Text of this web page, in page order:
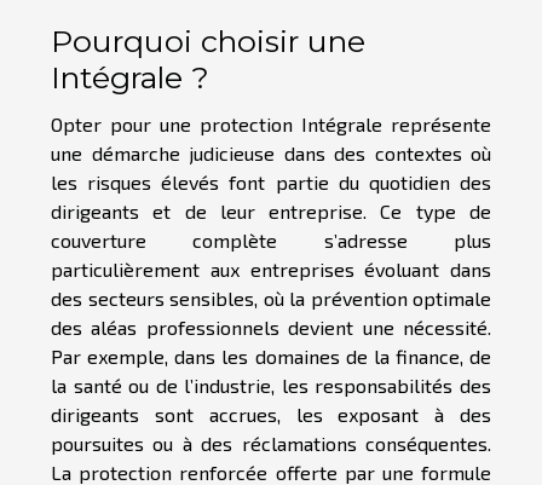
Pourquoi choisir une
Intégrale ?
Opter pour une protection Intégrale représente
une démarche judicieuse dans des contextes où
les risques élevés font partie du quotidien des
dirigeants et de leur entreprise. Ce type de
couverture complète s’adresse plus
particulièrement aux entreprises évoluant dans
des secteurs sensibles, où la prévention optimale
des aléas professionnels devient une nécessité.
Par exemple, dans les domaines de la finance, de
la santé ou de l’industrie, les responsabilités des
dirigeants sont accrues, les exposant à des
poursuites ou à des réclamations conséquentes.
La protection renforcée offerte par une formule